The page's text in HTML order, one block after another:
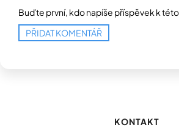
Buďte první, kdo napíše příspěvek k
PŘIDAT KOMENTÁŘ
KONTAKT